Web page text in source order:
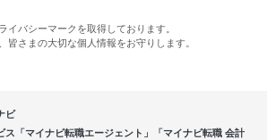
イバシーマークを取得しております。
皆さまの大切な個人情報をお守りします。
ビ
ス「マイナビ転職エージェント」「マイナビ転職 会計